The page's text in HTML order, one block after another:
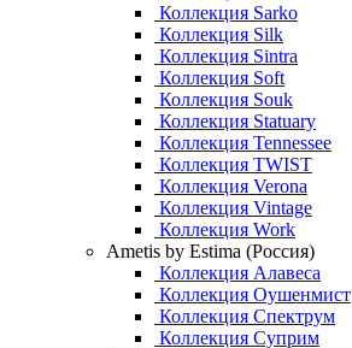
Коллекция Sarko
Коллекция Silk
Коллекция Sintra
Коллекция Soft
Коллекция Souk
Коллекция Statuary
Коллекция Tennessee
Коллекция TWIST
Коллекция Verona
Коллекция Vintage
Коллекция Work
Ametis by Estima (Россия)
Коллекция Алавеса
Коллекция Оушенмист
Коллекция Спектрум
Коллекция Суприм